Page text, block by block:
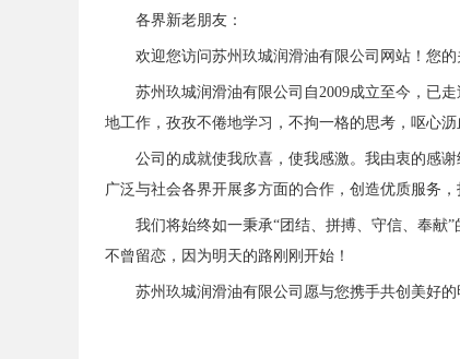
各界新老朋友：
欢迎您访问苏州玖城润滑油有限公司网站！您
苏州玖城润滑油有限公司自2009成立至今，已
地工作，孜孜不倦地学习，不拘一格的思考，呕心
公司的成就使我欣喜，使我感激。我由衷的感
广泛与社会各界开展多方面的合作，创造优质服务
我们将始终如一秉承“团结、拼搏、守信、奉献
不曾留恋，因为明天的路刚刚开始！
苏州玖城润滑油有限公司愿与您携手共创美好的